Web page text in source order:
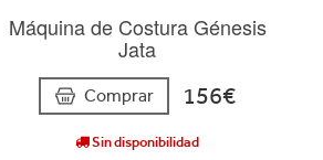
Máquina de Costura Génesis
Jata
Comprar 156€
Sin disponibilidad